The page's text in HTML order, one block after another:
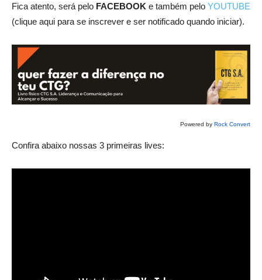
Fica atento, será pelo FACEBOOK e também pelo YOUTUBE
(clique aqui para se inscrever e ser notificado quando iniciar).
Powered by Rock Convert
Confira abaixo nossas 3 primeiras lives: